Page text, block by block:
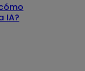
IA?